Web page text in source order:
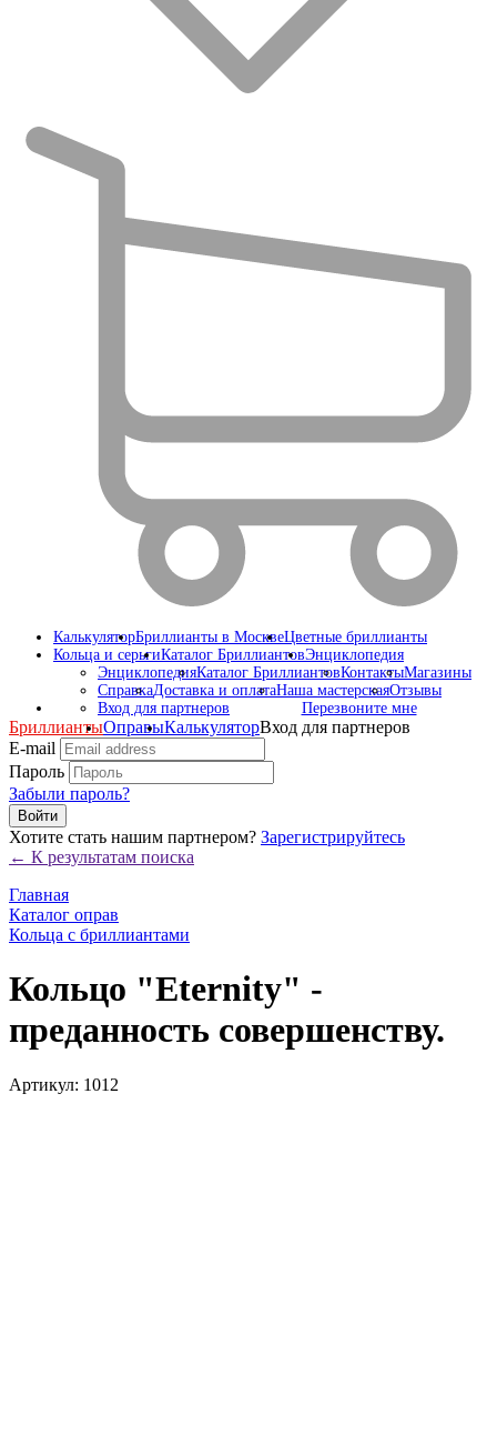
КалькуляторБриллианты в МосквеЦветные бриллианты
Кольца и серьгиКаталог БриллиантовЭнциклопедия
ЭнциклопедияКаталог БриллиантовКонтактыМагазины
СправкаДоставка и оплатаНаша мастерскаяОтзывы
Вход для партнеров
Перезвоните мне
БриллиантыОправыКалькуляторВход для партнеров
E-mail
Пароль
Забыли пароль?
Войти
Хотите стать нашим партнером? Зарегистрируйтесь
← К результатам поиска
Главная
Каталог оправ
Кольца с бриллиантами
Кольцо "Eternity" -
преданность совершенству.
Артикул: 1012